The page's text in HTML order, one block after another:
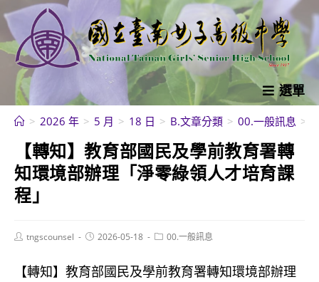
跳
轉
至
內
選單
> 2026 年 > 5 月 > 18 日 > B.文章分類 > 00.一般訊息 >
【轉知】教育部國民及學前教育署轉
知環境部辦理「淨零綠領人才培育課
程」
Posttngscounsel
Post2026-05-18
Post00.一般訊息
【轉知】教育部國民及學前教育署轉知環境部辦理